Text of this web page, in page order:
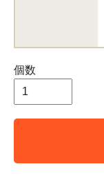
個数